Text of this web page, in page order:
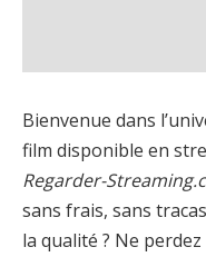
Bienvenue dans
film disponible en
Regarder-
sans frais, sans
la qualité ? Ne